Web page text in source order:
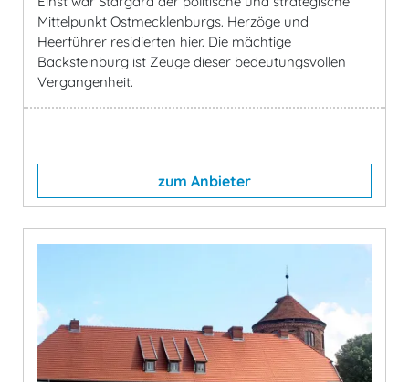
Mittelpunkt Ostmecklenburgs. Herzöge und
Heerführer residierten hier. Die mächtige
Backsteinburg ist Zeuge dieser bedeutungsvollen
Vergangenheit.
zum Anbieter